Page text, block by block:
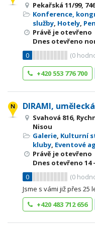
Pekařská 11/99,
Konference,
služby, Hotely,
Právě je otevřeno
Dnes otevřeno
0
(0
+420 553 776 700
DIRAMI,
Svahová 816,
Nisou
Galerie, Kulturní
kluby, Eventové
Právě je otevřeno
Dnes otevřeno 14
0
(0
Jsme s vámi již přes 25
+420 483 712 656